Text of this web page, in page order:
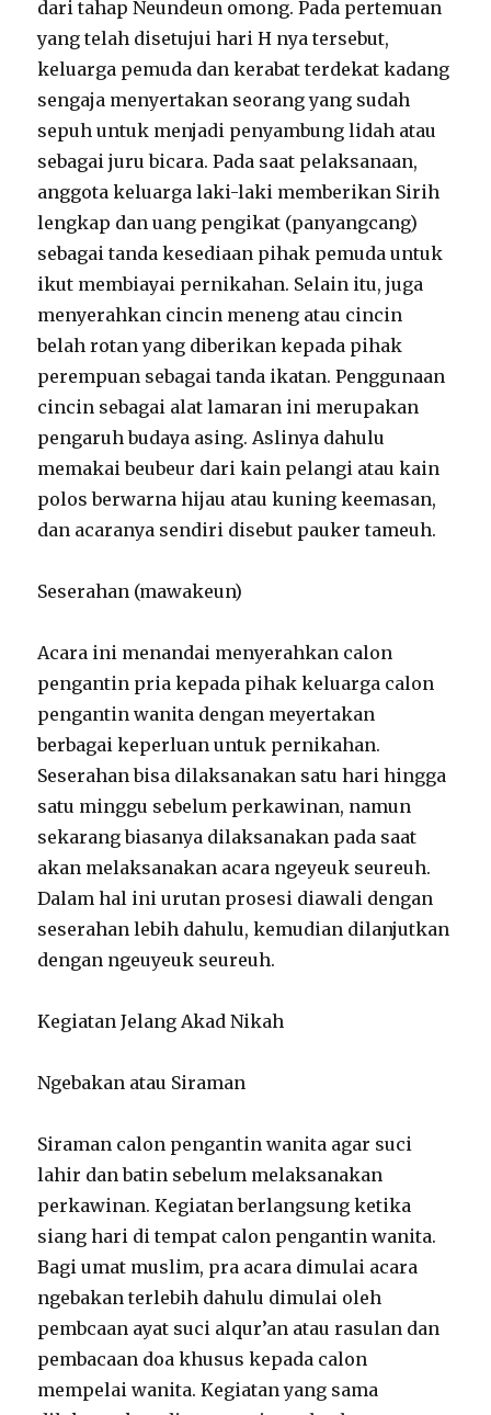
dari tahap Neundeun omong. Pada pertemuan
yang telah disetujui hari H nya tersebut,
keluarga pemuda dan kerabat terdekat kadang
sengaja menyertakan seorang yang sudah
sepuh untuk menjadi penyambung lidah atau
sebagai juru bicara. Pada saat pelaksanaan,
anggota keluarga laki-laki memberikan Sirih
lengkap dan uang pengikat (panyangcang)
sebagai tanda kesediaan pihak pemuda untuk
ikut membiayai pernikahan. Selain itu, juga
menyerahkan cincin meneng atau cincin
belah rotan yang diberikan kepada pihak
perempuan sebagai tanda ikatan. Penggunaan
cincin sebagai alat lamaran ini merupakan
pengaruh budaya asing. Aslinya dahulu
memakai beubeur dari kain pelangi atau kain
polos berwarna hijau atau kuning keemasan,
dan acaranya sendiri disebut pauker tameuh.
Seserahan (mawakeun)
Acara ini menandai menyerahkan calon
pengantin pria kepada pihak keluarga calon
pengantin wanita dengan meyertakan
berbagai keperluan untuk pernikahan.
Seserahan bisa dilaksanakan satu hari hingga
satu minggu sebelum perkawinan, namun
sekarang biasanya dilaksanakan pada saat
akan melaksanakan acara ngeyeuk seureuh.
Dalam hal ini urutan prosesi diawali dengan
seserahan lebih dahulu, kemudian dilanjutkan
dengan ngeuyeuk seureuh.
Kegiatan Jelang Akad Nikah
Ngebakan atau Siraman
Siraman calon pengantin wanita agar suci
lahir dan batin sebelum melaksanakan
perkawinan. Kegiatan berlangsung ketika
siang hari di tempat calon pengantin wanita.
Bagi umat muslim, pra acara dimulai acara
ngebakan terlebih dahulu dimulai oleh
pembcaan ayat suci alqur’an atau rasulan dan
pembacaan doa khusus kepada calon
mempelai wanita. Kegiatan yang sama